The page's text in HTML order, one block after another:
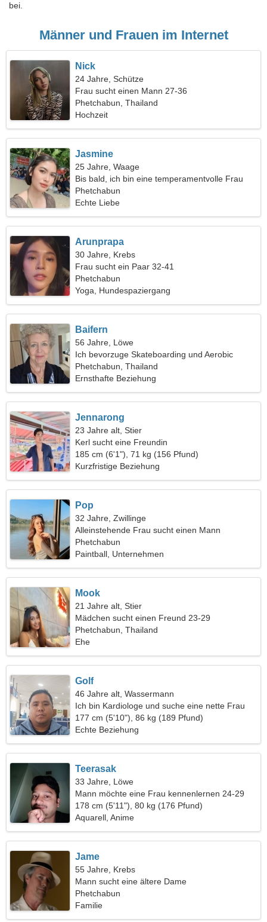
bei.
Männer und Frauen im Internet
Nick
24 Jahre, Schütze
Frau sucht einen Mann 27-36
Phetchabun, Thailand
Hochzeit
Jasmine
25 Jahre, Waage
Bis bald, ich bin eine temperamentvolle Frau
Phetchabun
Echte Liebe
Arunprapa
30 Jahre, Krebs
Frau sucht ein Paar 32-41
Phetchabun
Yoga, Hundespaziergang
Baifern
56 Jahre, Löwe
Ich bevorzuge Skateboarding und Aerobic
Phetchabun, Thailand
Ernsthafte Beziehung
Jennarong
23 Jahre alt, Stier
Kerl sucht eine Freundin
185 cm (6'1"), 71 kg (156 Pfund)
Kurzfristige Beziehung
Pop
32 Jahre, Zwillinge
Alleinstehende Frau sucht einen Mann
Phetchabun
Paintball, Unternehmen
Mook
21 Jahre alt, Stier
Mädchen sucht einen Freund 23-29
Phetchabun, Thailand
Ehe
Golf
46 Jahre alt, Wassermann
Ich bin Kardiologe und suche eine nette Frau
177 cm (5'10"), 86 kg (189 Pfund)
Echte Beziehung
Teerasak
33 Jahre, Löwe
Mann möchte eine Frau kennenlernen 24-29
178 cm (5'11"), 80 kg (176 Pfund)
Aquarell, Anime
Jame
55 Jahre, Krebs
Mann sucht eine ältere Dame
Phetchabun
Familie